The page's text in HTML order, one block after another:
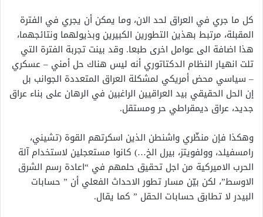
كل ما جري في العراق لحد الان، وما يمكن أن يجري في الفترة
المقبلة، مرتبط بهذين التطورين الكبيرين وبذيولهما ونتائجهما،
هذا اضافة الى عوامل اخرى طبعا. وقد بينت تجربة الفترة التي
تلت انهيار النظام الدكتاتوري أنه ليس هناك حل أمني – عسكري
– سياسي محض أمريكي لمشكلة العراق المتعددة الجوانب بل
إن الحل الحقيقي بيد العراقيين الراغبين في الرهان على بناء عراق
جديد، عراق ديمقراطي حر ومستقل.
وهكذا فإن منظّري واشنطن الذين اسكرتهم القوة (تشيني،
رامسفيلد، وولفويتز، بيرل الخ…) كانوا مستعجلين لاستخدام آلة
الحرب الاميركية من اجل تحقيق حلمهم في “اعادة رسم الشرق
الاوسط”، لكن بيّن مسار تطور الاحداث الفعلي أن ” حسابات
البيدر لا تطابق حسابات الحقل ” كما يقال.